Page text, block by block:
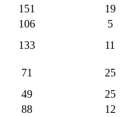
151 19
106 5
133 11
71 25
49 25
88 12